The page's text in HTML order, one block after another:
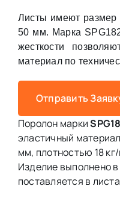
Листы имеют
50 мм. Марка
жесткости
материал по
Отправить
Поролон марки
эластичный
мм, плотностью 18
Изделие выполнено
поставляется в